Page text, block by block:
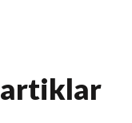
artiklar